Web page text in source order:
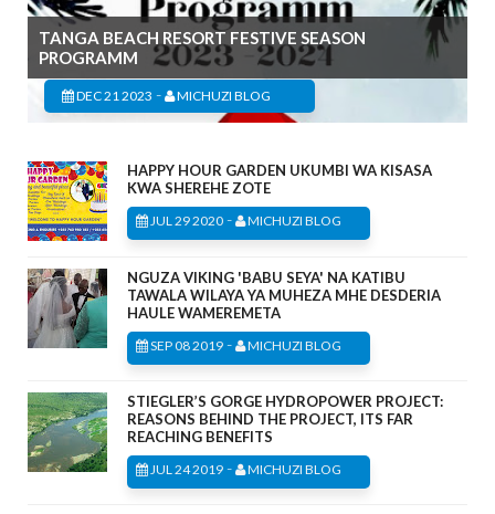
TANGA BEACH RESORT FESTIVE SEASON
PROGRAMM
DEC 21 2023 - MICHUZI BLOG
HAPPY HOUR GARDEN UKUMBI WA KISASA
KWA SHEREHE ZOTE
JUL 29 2020 - MICHUZI BLOG
NGUZA VIKING 'BABU SEYA' NA KATIBU
TAWALA WILAYA YA MUHEZA MHE DESDERIA
HAULE WAMEREMETA
SEP 08 2019 - MICHUZI BLOG
STIEGLER’S GORGE HYDROPOWER PROJECT:
REASONS BEHIND THE PROJECT, ITS FAR
REACHING BENEFITS
JUL 24 2019 - MICHUZI BLOG